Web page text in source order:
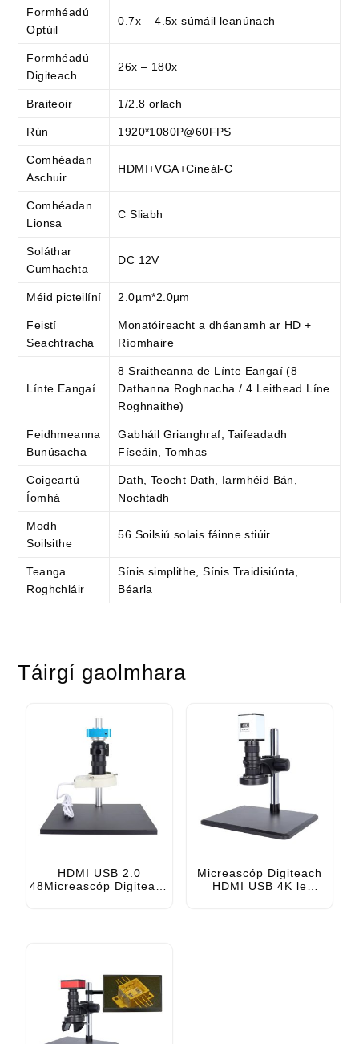
Formhéadú
Optúil
0.7x – 4.5x súmáil leanúnach
Formhéadú
Digiteach
26x – 180x
Braiteoir 1/2.8 orlach
Rún 1920*1080P@60FPS
Comhéadan
Aschuir
HDMI+VGA+Cineál-C
Comhéadan
Lionsa
C Sliabh
Soláthar
Cumhachta
DC 12V
Méid picteilíní 2.0µm*2.0µm
Feistí
Seachtracha
Monatóireacht a dhéanamh ar HD +
Ríomhaire
Línte Eangaí
8 Sraitheanna de Línte Eangaí (8
Dathanna Roghnacha / 4 Leithead Líne
Roghnaithe)
Feidhmeanna
Bunúsacha
Gabháil Grianghraf, Taifeadadh
Físeáin, Tomhas
Coigeartú
Íomhá
Dath, Teocht Dath, Iarmhéid Bán,
Nochtadh
Modh
Soilsithe
56 Soilsiú solais fáinne stiúir
Teanga
Roghchláir
Sínis simplithe, Sínis Traidisiúnta,
Béarla
Táirgí gaolmhara
HDMI USB 2.0
48Micreascóp Digiteach
Micreascóp Digiteach
HDMI USB 4K le